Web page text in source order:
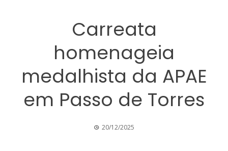
Carreata
homenageia
medalhista da APAE
em Passo de Torres
20/12/2025